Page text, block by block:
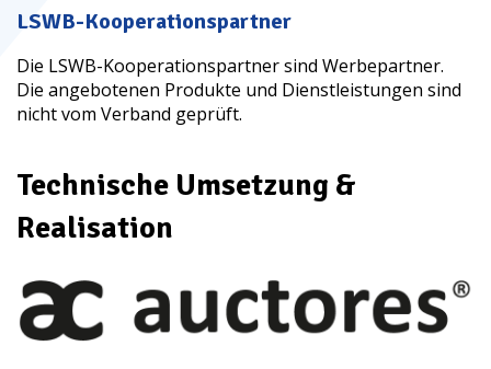
LSWB-Kooperationspartner
Die LSWB-Kooperationspartner sind Werbepartner.
Die angebotenen Produkte und Dienstleistungen sind
nicht vom Verband geprüft.
Technische Umsetzung &
Realisation